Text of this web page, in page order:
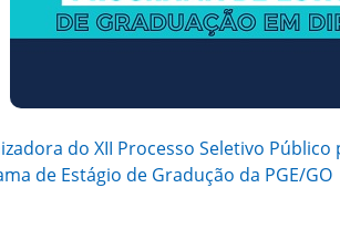
do XII Processo Seletivo
de Estágio de Gradução da PGE/GO